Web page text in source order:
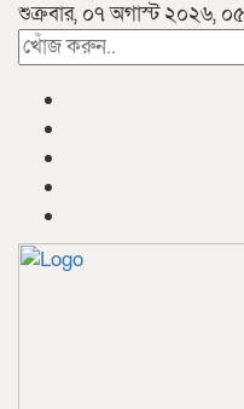
শুক্রবার, ০৭ অগাস্ট ২০২৬,